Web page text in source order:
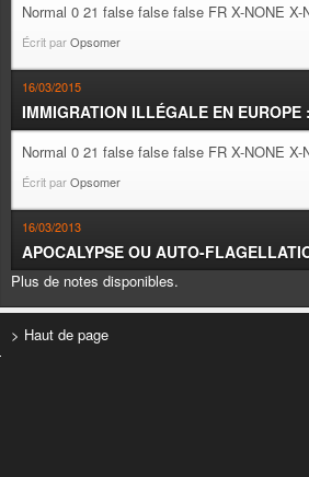
Normal 0 21 false false false FR X-NONE X-
Écrit parOpsomer
16/03/2015
IMMIGRATION ILLÉGALE EN EUROPE
Normal 0 21 false false false FR X-NONE X-
Écrit parOpsomer
16/03/2013
APOCALYPSE OU AUTO-
Plus de notes disponibles.
> Haut de page